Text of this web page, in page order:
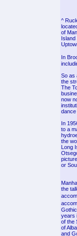
^
of
In
So as
the
The
now
dance
In
to a
the
Long
or
the
years
of the
of
and